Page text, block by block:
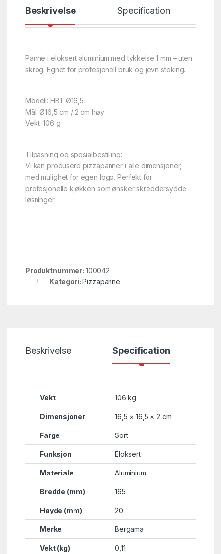
Beskrivelse Specification
Panne i eloksert aluminium med tykkelse 1 mm – uten
skrog. Egnet for profesjonell bruk og jevn steking.
Modell: HBT Ø16,5
Mål: Ø16,5 cm / 2 cm høy
Vekt: 106 g
Tilpasning og spesialbestilling:
Vi kan produsere pizzapanner i alle dimensjoner,
med mulighet for egen logo. Perfekt for
profesjonelle kjøkken som ønsker skreddersydde
løsninger.
Produktnummer: 100042
Kategori:Pizzapanne
Beskrivelse Specification
Vekt 106 kg
Dimensjoner 16,5 × 16,5 × 2 cm
Farge Sort
Funksjon Eloksert
Materiale Aluminium
Bredde (mm) 165
Høyde (mm) 20
Merke Bergama
Vekt (kg) 0,11